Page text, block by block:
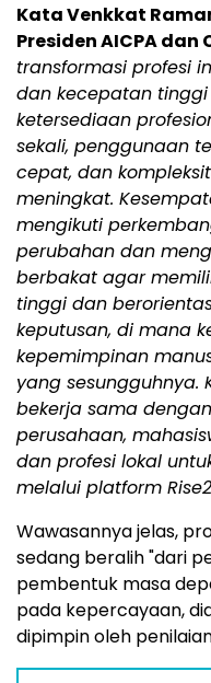
Kata Venkkat
Presiden AICPA dan
transformasi profesi
dan kecepatan
ketersediaan
sekali, penggunaan
cepat, dan
meningkat.
mengikuti
perubahan dan
berbakat agar
tinggi dan
keputusan, di mana
kepemimpinan
yang sesungguhnya.
bekerja sama
perusahaan,
dan profesi lokal
melalui platform
Wawasannya jelas,
sedang beralih "dari
pembentuk masa
pada kepercayaan,
dipimpin oleh